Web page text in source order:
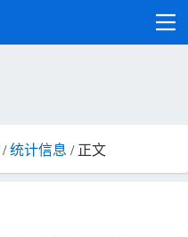
/统计信息 / 正文